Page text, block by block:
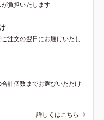
負担いたします
注文の翌日にお届けいたし
計個数までお選びいただけ
詳しくはこちら